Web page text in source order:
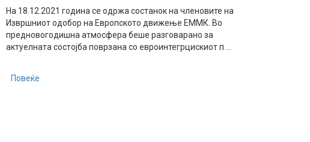
На 18.12.2021 година се одржа состанок на членовите на
Извршниот одобор на Европското движење ЕММК. Во
предновогодишна атмосфера беше разговарано за
актуелната состојба поврзана со евроинтегрцискиот п ...
Повеќе